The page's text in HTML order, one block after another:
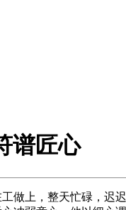
谱匠心
上，整天忙碌，迟迟